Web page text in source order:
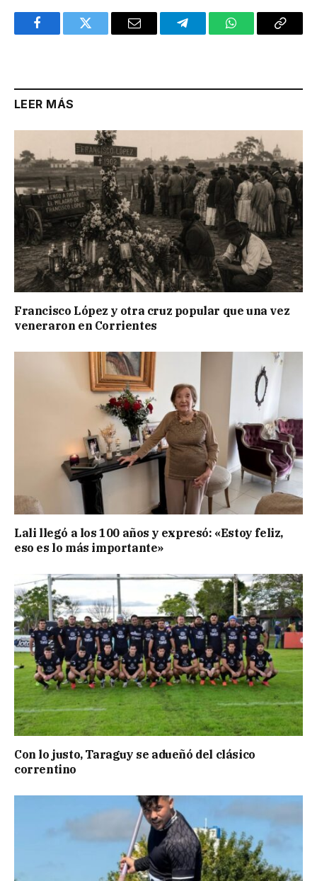
FacebookTwitter Email TelegramWhatsAppCopy
LEER MÁS
Francisco López y otra cruz popular que una vez
veneraron en Corrientes
Lali llegó a los 100 años y expresó: «Estoy feliz,
eso es lo más importante»
Con lo justo, Taraguy se adueñó del clásico
correntino